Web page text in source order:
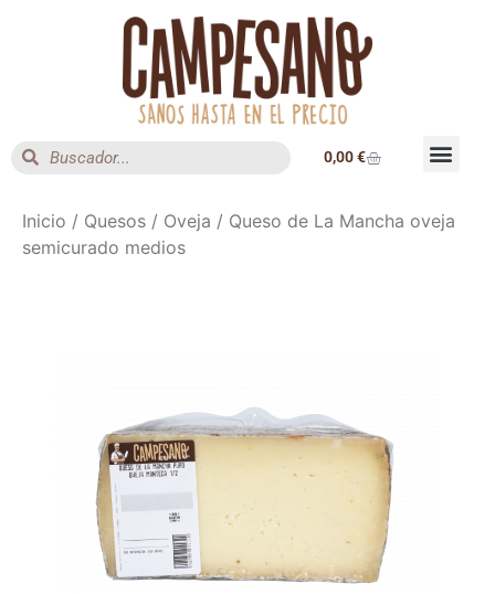
0,00€
Inicio / Quesos / Oveja / Queso de La Mancha oveja
semicurado medios